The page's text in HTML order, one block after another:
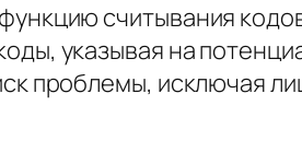
считывания
указывая на
проблемы, исключая